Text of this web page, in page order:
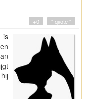
" quote "
+0
is